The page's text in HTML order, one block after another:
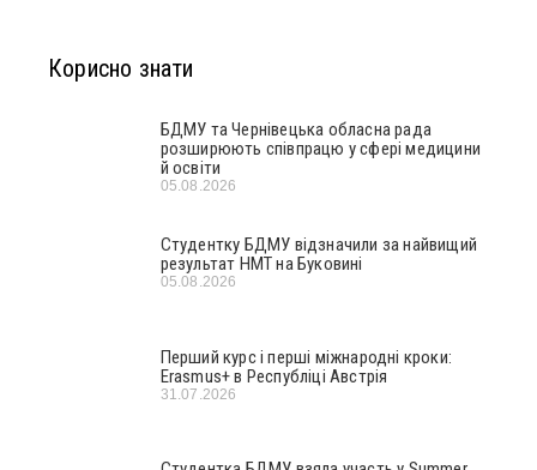
Корисно знати
БДМУ та Чернівецька обласна рада
розширюють співпрацю у сфері медицини
й освіти
05.08.2026
Студентку БДМУ відзначили за найвищий
результат НМТ на Буковині
05.08.2026
Перший курс і перші міжнародні кроки:
Erasmus+ в Республіці Австрія
31.07.2026